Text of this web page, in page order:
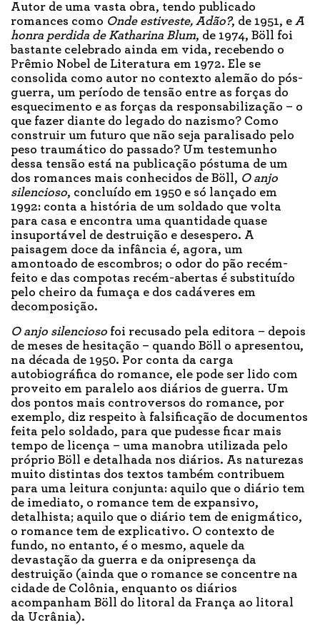
Autor de uma vasta obra, tendo publicado
romances como Onde estiveste, Adão?, de 1951, e A
honra perdida de Katharina Blum, de 1974, Böll foi
bastante celebrado ainda em vida, recebendo o
Prêmio Nobel de Literatura em 1972. Ele se
consolida como autor no contexto alemão do pós-
guerra, um período de tensão entre as forças do
esquecimento e as forças da responsabilização – o
que fazer diante do legado do nazismo? Como
construir um futuro que não seja paralisado pelo
peso traumático do passado? Um testemunho
dessa tensão está na publicação póstuma de um
dos romances mais conhecidos de Böll, O anjo
silencioso, concluído em 1950 e só lançado em
1992: conta a história de um soldado que volta
para casa e encontra uma quantidade quase
insuportável de destruição e desespero. A
paisagem doce da infância é, agora, um
amontoado de escombros; o odor do pão recém-
feito e das compotas recém-abertas é substituído
pelo cheiro da fumaça e dos cadáveres em
decomposição.
O anjo silencioso foi recusado pela editora – depois
de meses de hesitação – quando Böll o apresentou,
na década de 1950. Por conta da carga
autobiográfica do romance, ele pode ser lido com
proveito em paralelo aos diários de guerra. Um
dos pontos mais controversos do romance, por
exemplo, diz respeito à falsificação de documentos
feita pelo soldado, para que pudesse ficar mais
tempo de licença – uma manobra utilizada pelo
próprio Böll e detalhada nos diários. As naturezas
muito distintas dos textos também contribuem
para uma leitura conjunta: aquilo que o diário tem
de imediato, o romance tem de expansivo,
detalhista; aquilo que o diário tem de enigmático,
o romance tem de explicativo. O contexto de
fundo, no entanto, é o mesmo, aquele da
devastação da guerra e da onipresença da
destruição (ainda que o romance se concentre na
cidade de Colônia, enquanto os diários
acompanham Böll do litoral da França ao litoral
da Ucrânia).